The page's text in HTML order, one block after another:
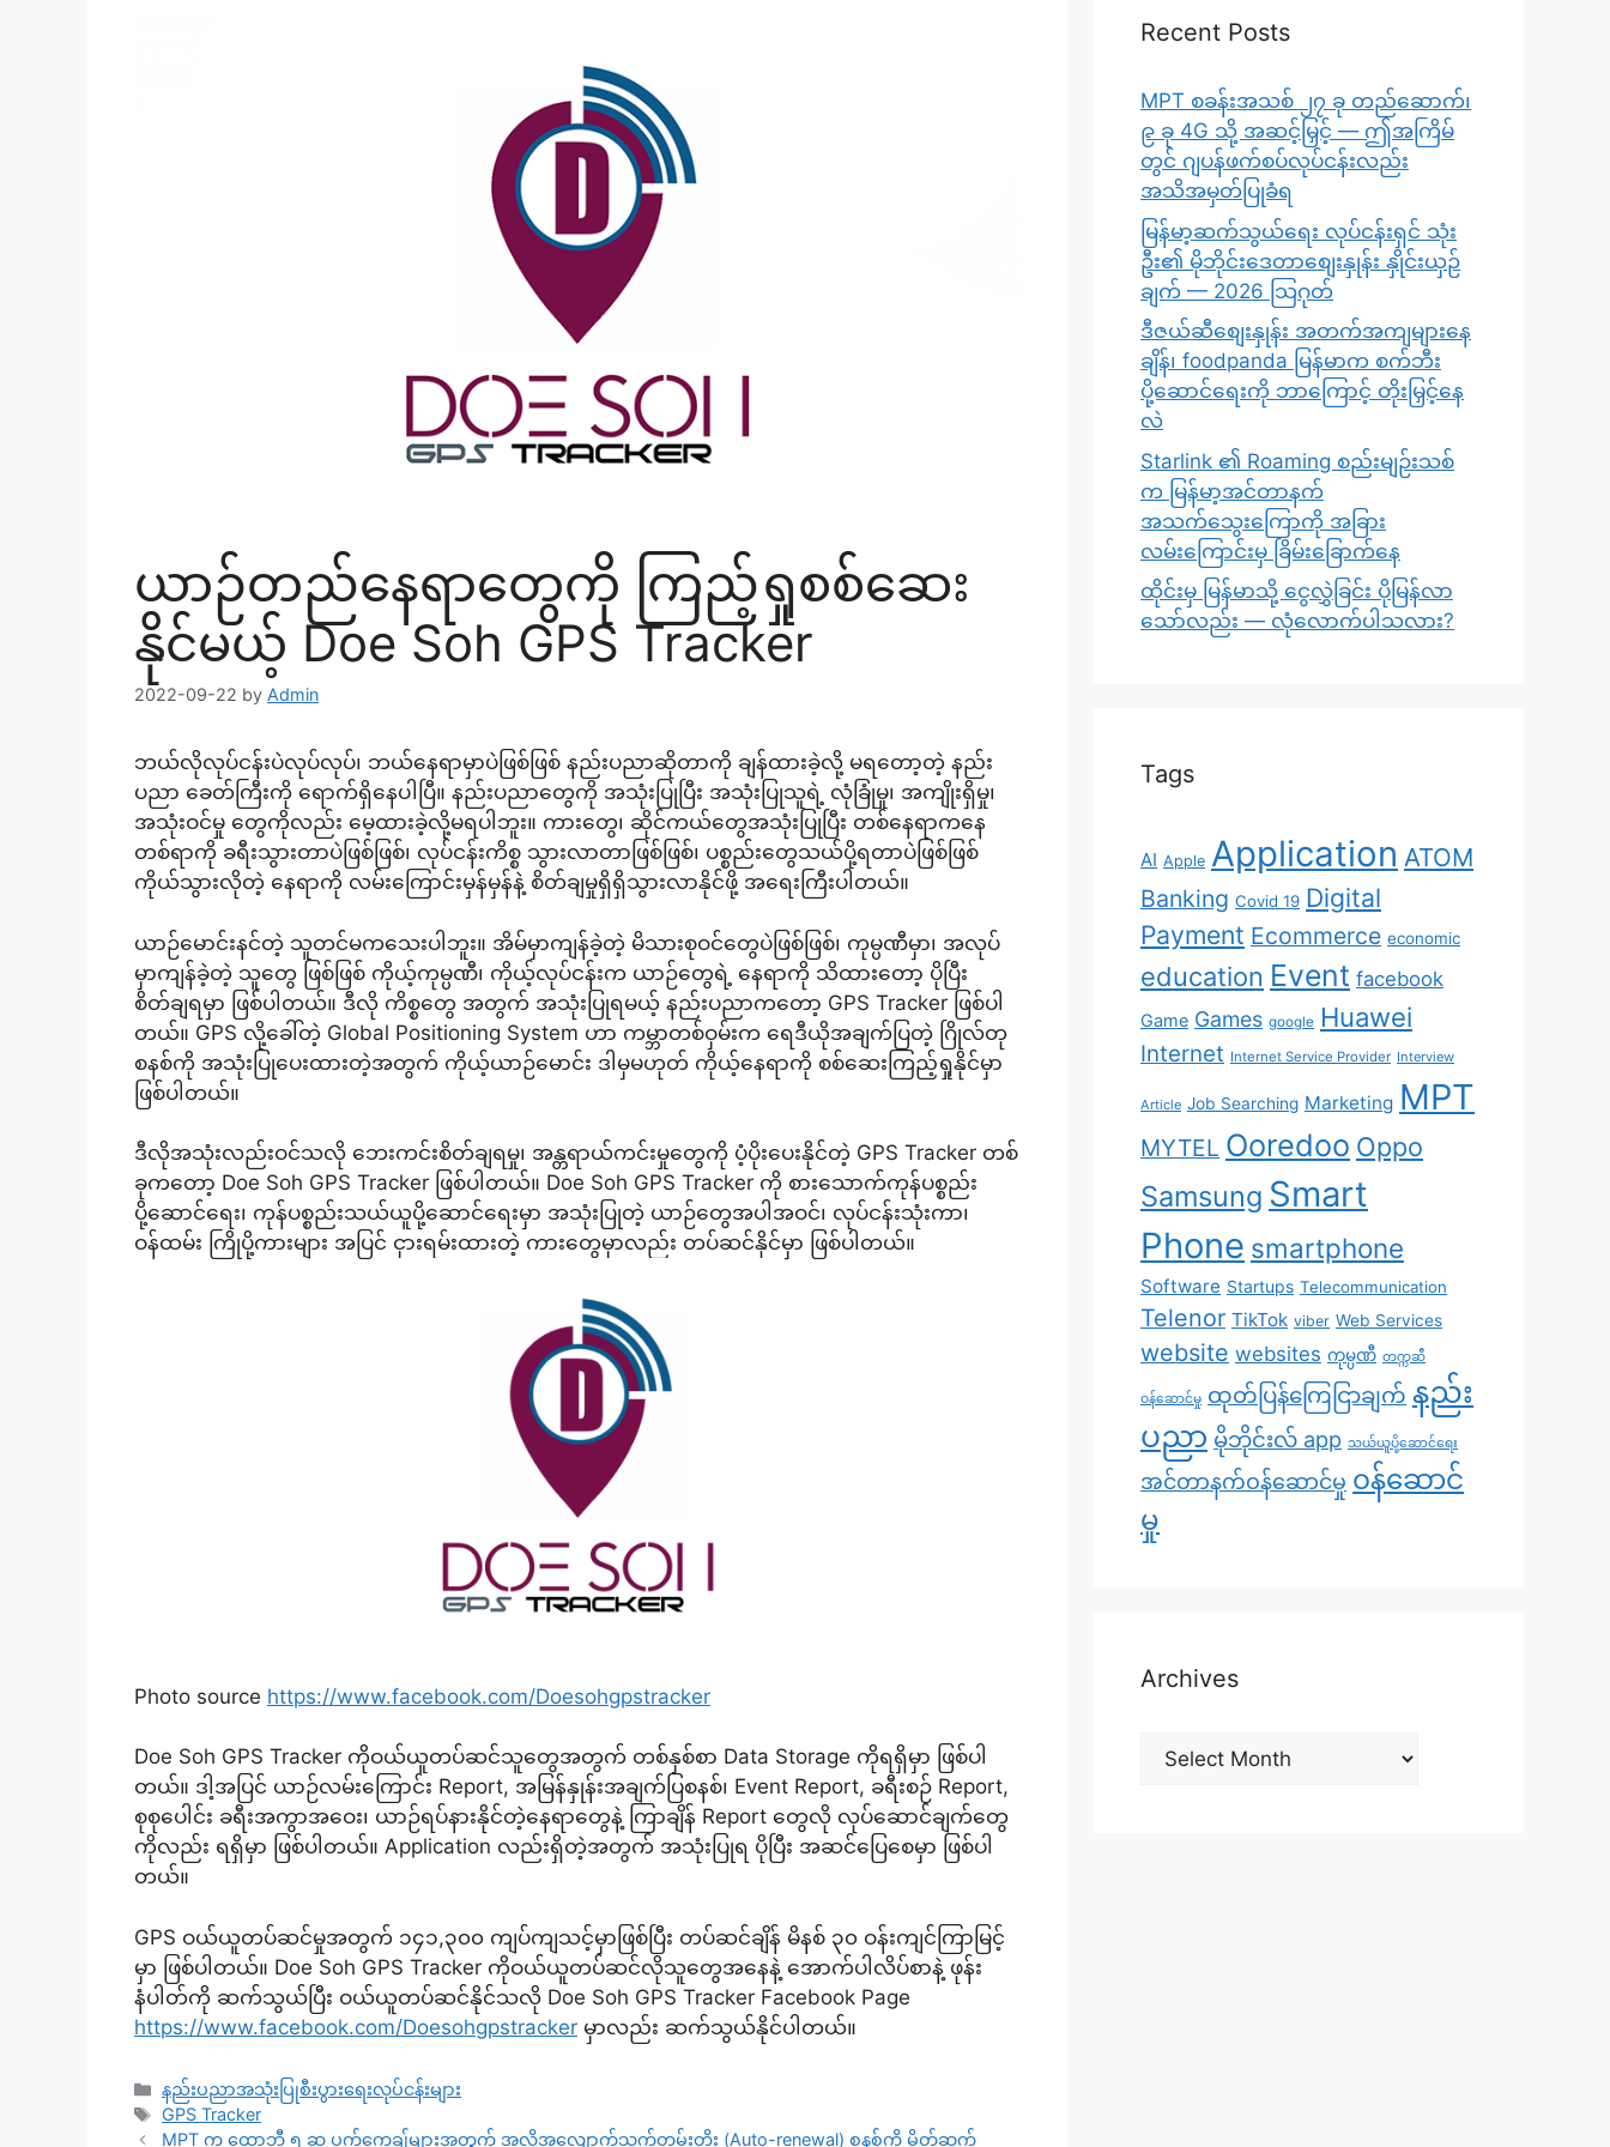
ယာဉ်တည်နေရာတွေကို ကြည့်ရှုစစ်ဆေး
နိုင်မယ့် Doe Soh GPS Tracker
2022-09-22 by Admin
ဘယ်လိုလုပ်ငန်းပဲလုပ်လုပ်၊ ဘယ်နေရာမှာပဲဖြစ်ဖြစ် နည်းပညာဆိုတာကို ချန်ထားခဲ့လို့ မရတော့တဲ့ နည်း
ပညာ ခေတ်ကြီးကို ရောက်ရှိနေပါပြီ။ နည်းပညာတွေကို အသုံးပြုပြီး အသုံးပြုသူရဲ့ လုံခြုံမှု၊ အကျိုးရှိမှု၊
အသုံးဝင်မှု တွေကိုလည်း မေ့ထားခဲ့လို့မရပါဘူး။ ကားတွေ၊ ဆိုင်ကယ်တွေအသုံးပြုပြီး တစ်နေရာကနေ
တစ်ရာကို ခရီးသွားတာပဲဖြစ်ဖြစ်၊ လုပ်ငန်းကိစ္စ သွားလာတာဖြစ်ဖြစ်၊ ပစ္စည်းတွေသယ်ပို့ရတာပဲဖြစ်ဖြစ်
ကိုယ်သွားလိုတဲ့ နေရာကို လမ်းကြောင်းမှန်မှန်နဲ့ စိတ်ချမှုရှိရှိသွားလာနိုင်ဖို့ အရေးကြီးပါတယ်။
ယာဉ်မောင်းနင်တဲ့ သူတင်မကသေးပါဘူး။ အိမ်မှာကျန်ခဲ့တဲ့ မိသားစုဝင်တွေပဲဖြစ်ဖြစ်၊ ကုမ္ပဏီမှာ၊ အလုပ်
မှာကျန်ခဲ့တဲ့ သူတွေ ဖြစ်ဖြစ် ကိုယ့်ကုမ္ပဏီ၊ ကိုယ့်လုပ်ငန်းက ယာဉ်တွေရဲ့ နေရာကို သိထားတော့ ပိုပြီး
စိတ်ချရမှာ ဖြစ်ပါတယ်။ ဒီလို ကိစ္စတွေ အတွက် အသုံးပြုရမယ့် နည်းပညာကတော့ GPS Tracker ဖြစ်ပါ
တယ်။ GPS လို့ခေါ်တဲ့ Global Positioning System ဟာ ကမ္ဘာတစ်ဝှမ်းက ရေဒီယိုအချက်ပြတဲ့ ဂြိုလ်တု
စနစ်ကို အသုံးပြုပေးထားတဲ့အတွက် ကိုယ့်ယာဉ်မောင်း ဒါမှမဟုတ် ကိုယ့်နေရာကို စစ်ဆေးကြည့်ရှုနိုင်မှာ
ဖြစ်ပါတယ်။
ဒီလိုအသုံးလည်းဝင်သလို ဘေးကင်းစိတ်ချရမှု၊ အန္တရာယ်ကင်းမှုတွေကို ပံ့ပိုးပေးနိုင်တဲ့ GPS Tracker တစ်
ခုကတော့ Doe Soh GPS Tracker ဖြစ်ပါတယ်။ Doe Soh GPS Tracker ကို စားသောက်ကုန်ပစ္စည်း
ပို့ဆောင်ရေး၊ ကုန်ပစ္စည်းသယ်ယူပို့ဆောင်ရေးမှာ အသုံးပြုတဲ့ ယာဉ်တွေအပါအဝင်၊ လုပ်ငန်းသုံးကာ၊
ဝန်ထမ်း ကြိုပို့ကားများ အပြင် ငှားရမ်းထားတဲ့ ကားတွေမှာလည်း တပ်ဆင်နိုင်မှာ ဖြစ်ပါတယ်။
Photo source https://www.facebook.com/Doesohgpstracker
Doe Soh GPS Tracker ကိုဝယ်ယူတပ်ဆင်သူတွေအတွက် တစ်နှစ်စာ Data Storage ကိုရရှိမှာ ဖြစ်ပါ
တယ်။ ဒါ့အပြင် ယာဉ်လမ်းကြောင်း Report, အမြန်နှုန်းအချက်ပြစနစ်၊ Event Report, ခရီးစဉ် Report,
စုစုပေါင်း ခရီးအကွာအဝေး၊ ယာဉ်ရပ်နားနိုင်တဲ့နေရာတွေနဲ့ ကြာချိန် Report တွေလို လုပ်ဆောင်ချက်တွေ
ကိုလည်း ရရှိမှာ ဖြစ်ပါတယ်။ Application လည်းရှိတဲ့အတွက် အသုံးပြုရ ပိုပြီး အဆင်ပြေစေမှာ ဖြစ်ပါ
တယ်။
GPS ဝယ်ယူတပ်ဆင်မှုအတွက် ၁၄၁,၃၀၀ ကျပ်ကျသင့်မှာဖြစ်ပြီး တပ်ဆင်ချိန် မိနစ် ၃၀ ဝန်းကျင်ကြာမြင့်
မှာ ဖြစ်ပါတယ်။ Doe Soh GPS Tracker ကိုဝယ်ယူတပ်ဆင်လိုသူတွေအနေနဲ့ အောက်ပါလိပ်စာနဲ့ ဖုန်း
နံပါတ်ကို ဆက်သွယ်ပြီး ဝယ်ယူတပ်ဆင်နိုင်သလို Doe Soh GPS Tracker Facebook Page
https://www.facebook.com/Doesohgpstracker မှာလည်း ဆက်သွယ်နိုင်ပါတယ်။
Categories
နည်းပညာအသုံးပြုစီးပွားရေးလုပ်ငန်းများ
Tags
GPS Tracker
MPT က ထောဘီ ၅ ဆ ပက်ကေ့ချ်များအတွက် အလိုအလျောက်သက်တမ်းတိုး (Auto-renewal) စနစ်ကို မိတ်ဆက်
Recent Posts
MPT စခန်းအသစ် ၂၇ ခု တည်ဆောက်၊
၉ ခု 4G သို့ အဆင့်မြှင့် — ဤအကြိမ်
တွင် ဂျပန်ဖက်စပ်လုပ်ငန်းလည်း
အသိအမှတ်ပြုခံရ
မြန်မာ့ဆက်သွယ်ရေး လုပ်ငန်းရှင် သုံး
ဦး၏ မိုဘိုင်းဒေတာစျေးနှုန်း နှိုင်းယှဉ်
ချက် — 2026 သြဂုတ်
ဒီဇယ်ဆီစျေးနှုန်း အတက်အကျများနေ
ချိန်၊ foodpanda မြန်မာက စက်ဘီး
ပို့ဆောင်ရေးကို ဘာကြောင့် တိုးမြှင့်နေ
လဲ
Starlink ၏ Roaming စည်းမျဉ်းသစ်
က မြန်မာ့အင်တာနက်
အသက်သွေးကြောကို အခြား
လမ်းကြောင်းမှ ခြိမ်းခြောက်နေ
ထိုင်းမှ မြန်မာသို့ ငွေလွှဲခြင်း ပိုမြန်လာ
သော်လည်း — လုံလောက်ပါသလား?
Tags
AI Apple Application ATOM
Banking Covid 19 Digital
Payment Ecommerce economic
education Event facebook
Game Games google Huawei
Internet Internet Service Provider Interview
Article Job Searching Marketing MPT
MYTEL Ooredoo Oppo
Samsung Smart
Phone smartphone
Software Startups Telecommunication
Telenor TikTok viber Web Services
website websites ကုမ္ပဏီ တက္ကဆီ
ဝန်ဆောင်မှု ထုတ်ပြန်ကြေငြာချက် နည်း
ပညာ မိုဘိုင်းလ် app သယ်ယူပို့ဆောင်ရေး
အင်တာနက်ဝန်ဆောင်မှု ၀န်ဆောင်
မှု
Archives
Archives